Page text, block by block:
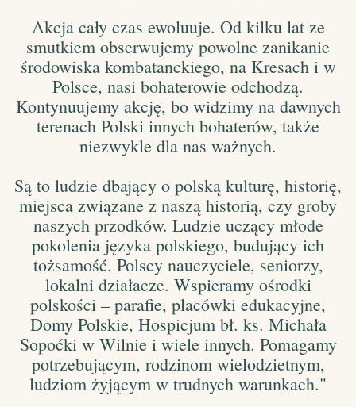
Akcja cały czas ewoluuje. Od kilku lat ze
smutkiem obserwujemy powolne zanikanie
środowiska kombatanckiego, na Kresach i w
Polsce, nasi bohaterowie odchodzą.
Kontynuujemy akcję, bo widzimy na dawnych
terenach Polski innych bohaterów, także
niezwykle dla nas ważnych.
Są to ludzie dbający o polską kulturę, historię,
miejsca związane z naszą historią, czy groby
naszych przodków. Ludzie uczący młode
pokolenia języka polskiego, budujący ich
tożsamość. Polscy nauczyciele, seniorzy,
lokalni działacze. Wspieramy ośrodki
polskości – parafie, placówki edukacyjne,
Domy Polskie, Hospicjum bł. ks. Michała
Sopoćki w Wilnie i wiele innych. Pomagamy
potrzebującym, rodzinom wielodzietnym,
ludziom żyjącym w trudnych warunkach."